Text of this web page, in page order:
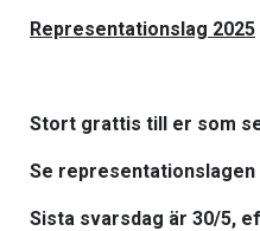
Representationslag 2025
Stort grattis till er som
Se representationslagen
Sista svarsdag är 30/5,